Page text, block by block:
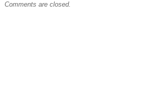
Comments are closed.